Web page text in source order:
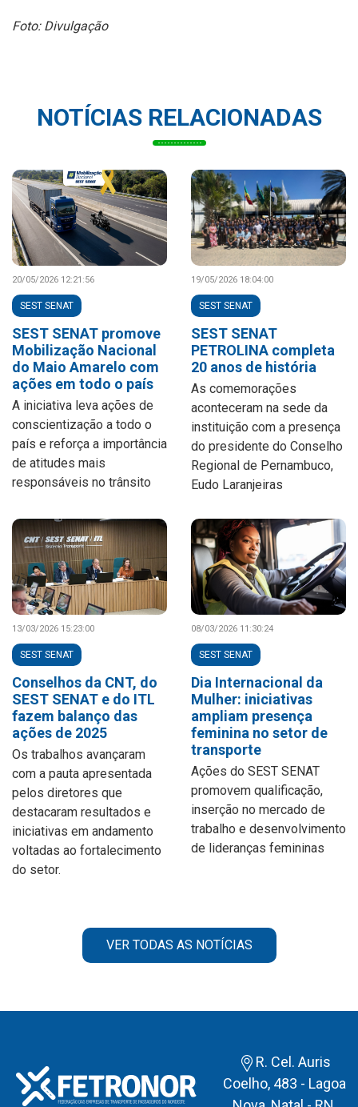
Foto: Divulgação
NOTÍCIAS RELACIONADAS
20/05/2026 12:21:56
SEST SENAT
SEST SENAT promove
Mobilização Nacional
do Maio Amarelo com
ações em todo o país
A iniciativa leva ações de
conscientização a todo o
país e reforça a importância
de atitudes mais
responsáveis no trânsito
19/05/2026 18:04:00
SEST SENAT
SEST SENAT
PETROLINA completa
20 anos de história
As comemorações
aconteceram na sede da
instituição com a presença
do presidente do Conselho
Regional de Pernambuco,
Eudo Laranjeiras
13/03/2026 15:23:00
SEST SENAT
Conselhos da CNT, do
SEST SENAT e do ITL
fazem balanço das
ações de 2025
Os trabalhos avançaram
com a pauta apresentada
pelos diretores que
destacaram resultados e
iniciativas em andamento
voltadas ao fortalecimento
do setor.
08/03/2026 11:30:24
SEST SENAT
Dia Internacional da
Mulher: iniciativas
ampliam presença
feminina no setor de
transporte
Ações do SEST SENAT
promovem qualificação,
inserção no mercado de
trabalho e desenvolvimento
de lideranças femininas
VER TODAS AS NOTÍCIAS
R. Cel. Auris
Coelho, 483 - Lagoa